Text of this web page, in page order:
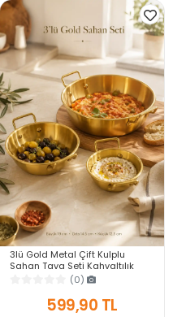
3lü Gold Metal Çift Kulplu
Sahan Tava Seti Kahvaltılık
Meze Menemen Mutfak Sofra
Sunum Kabı Seti
(0)
599,90 TL